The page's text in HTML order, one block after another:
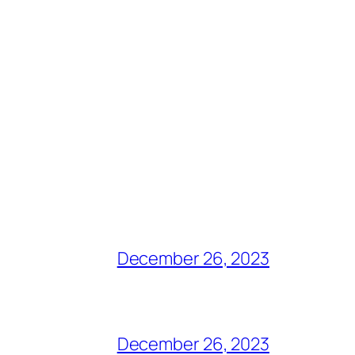
December 26, 2023
December 26, 2023